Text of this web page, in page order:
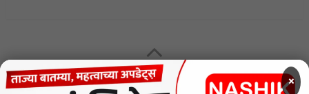
MENU ×